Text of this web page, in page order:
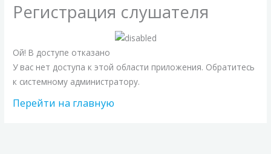
Регистрация слушателя
Ой! В доступе отказано
У вас нет доступа к этой области приложения. Обратитесь
к системному администратору.
Перейти на главную